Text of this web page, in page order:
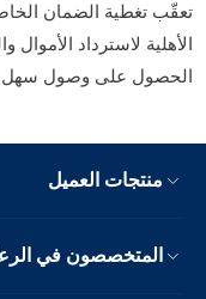
تعقّب تغطية الضمان
الأهلية لاسترداد
الحصول على وصول سهل
منتجات العميل
المتخصصون في